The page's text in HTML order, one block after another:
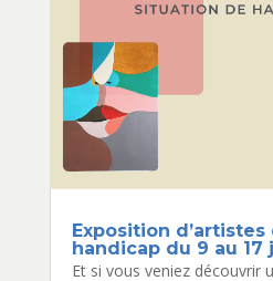
Exposition
handicap du 9 au 17
Et si vous veniez découvrir